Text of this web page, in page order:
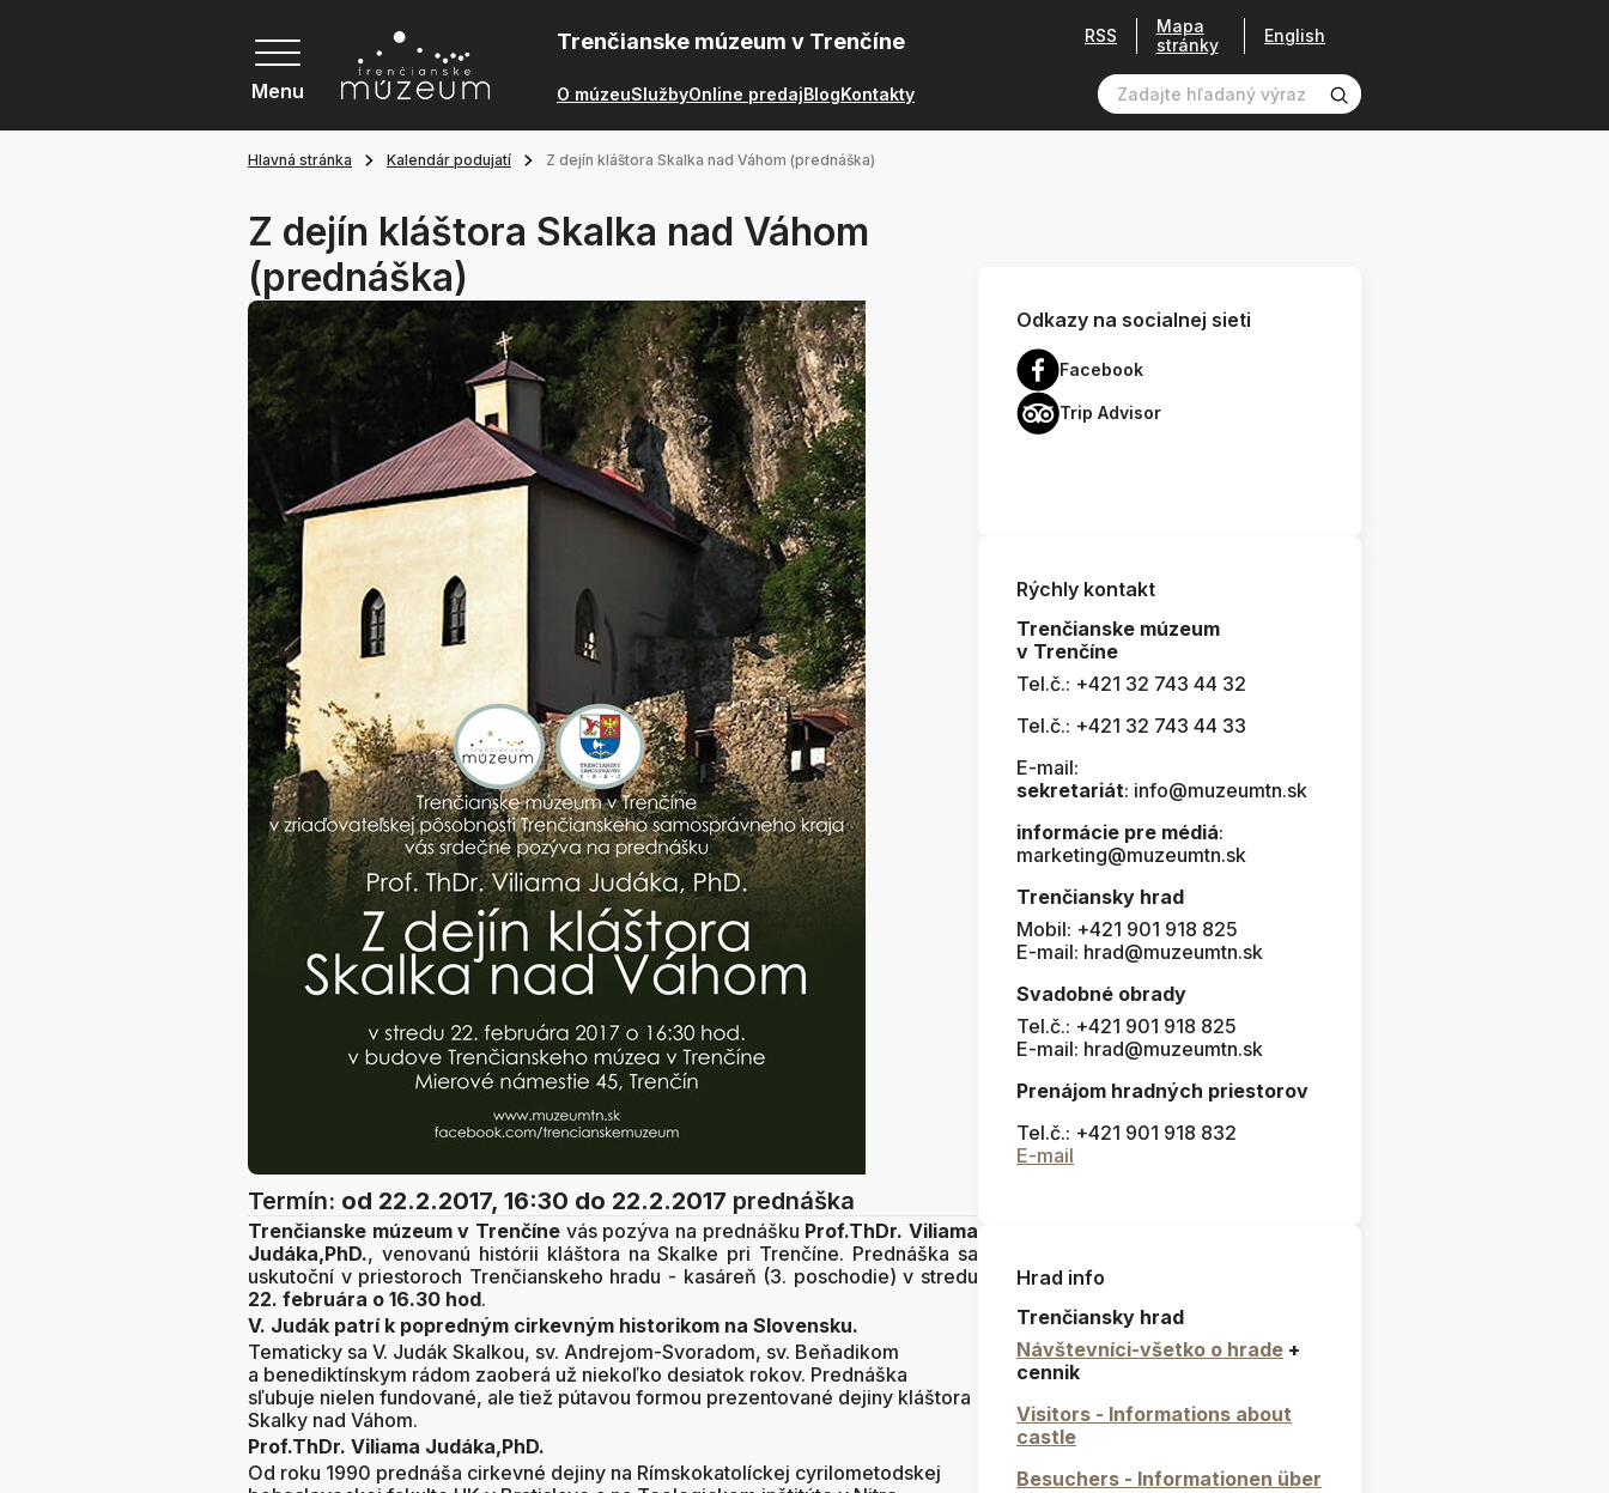
Menu
Trenčianske múzeum v Trenčíne
O múzeuSlužbyOnline predajBlogKontakty
RSS
Mapa
stránky
English
Hlavná stránka Kalendár podujatí Z dejín kláštora Skalka nad Váhom (prednáška)
Z dejín kláštora Skalka nad Váhom
(prednáška)
Termín: od 22.2.2017, 16:30 do 22.2.2017 prednáška
Trenčianske múzeum v Trenčíne vás pozýva na prednášku Prof.ThDr. Viliama
Judáka,PhD., venovanú histórii kláštora na Skalke pri Trenčíne. Prednáška sa
uskutoční v priestoroch Trenčianskeho hradu - kasáreň (3. poschodie) v stredu
22. februára o 16.30 hod.
V. Judák patrí k popredným cirkevným historikom na Slovensku.
Tematicky sa V. Judák Skalkou, sv. Andrejom-Svoradom, sv. Beňadikom
a benediktínskym rádom zaoberá už niekoľko desiatok rokov. Prednáška
sľubuje nielen fundované, ale tiež pútavou formou prezentované dejiny kláštora
Skalky nad Váhom.
Prof.ThDr. Viliama Judáka,PhD.
Od roku 1990 prednáša cirkevné dejiny na Rímskokatolíckej cyrilometodskej
Odkazy na socialnej sieti
Facebook
Trip Advisor
Rýchly kontakt
Trenčianske múzeum
v Trenčíne
Tel.č.: +421 32 743 44 32
Tel.č.: +421 32 743 44 33
E-mail:
sekretariát: info@muzeumtn.sk
informácie pre médiá:
marketing@muzeumtn.sk
Trenčiansky hrad
Mobil: +421 901 918 825
E-mail: hrad@muzeumtn.sk
Svadobné obrady
Tel.č.: +421 901 918 825
E-mail: hrad@muzeumtn.sk
Prenájom hradných priestorov
Tel.č.: +421 901 918 832
E-mail
Hrad info
Trenčiansky hrad
Návštevníci-všetko o hrade +
cennik
Visitors - Informations about
castle
Besuchers - Informationen über